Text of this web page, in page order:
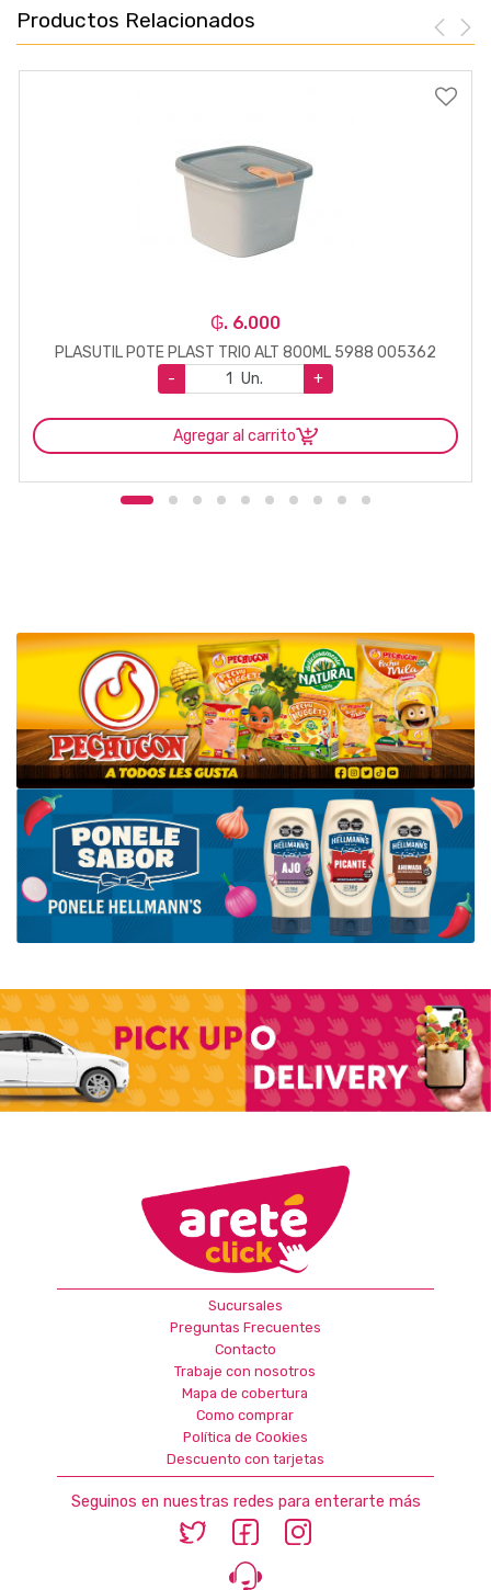
Productos Relacionados
₲. 6.000
PLASUTIL POTE PLAST TRIO ALT 800ML 5988 005362
-
Un. +
Agregar al carrito
Sucursales
Preguntas Frecuentes
Contacto
Trabaje con nosotros
Mapa de cobertura
Como comprar
Política de Cookies
Descuento con tarjetas
Seguinos en nuestras redes para enterarte más